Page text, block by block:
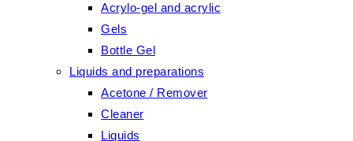
Acrylo-gel and acrylic
Gels
Bottle Gel
Liquids and preparations
Acetone / Remover
Cleaner
Liquids